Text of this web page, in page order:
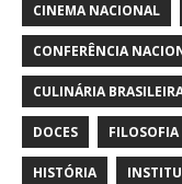
CINEMA NACIONAL
CONFERÊNCIA
CULINÁRIA
DOCES FILOSOFIA
HISTÓRIA